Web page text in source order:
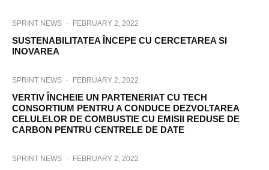
SPRINT NEWS · FEBRUARY 2, 2022
SUSTENABILITATEA ÎNCEPE CU CERCETAREA SI
INOVAREA
SPRINT NEWS · FEBRUARY 2, 2022
VERTIV ÎNCHEIE UN PARTENERIAT CU TECH
CONSORTIUM PENTRU A CONDUCE DEZVOLTAREA
CELULELOR DE COMBUSTIE CU EMISII REDUSE DE
CARBON PENTRU CENTRELE DE DATE
SPRINT NEWS · FEBRUARY 2, 2022